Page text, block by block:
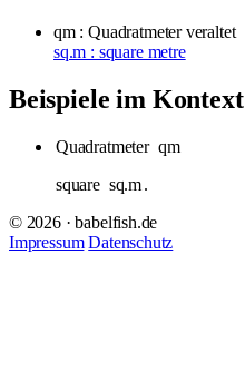
qm : Quadratmeter veraltet
sq.m : square metre
Beispiele im Kontext
Quadratmeter qm
square sq.m.
© 2026 · babelfish.de
Impressum Datenschutz